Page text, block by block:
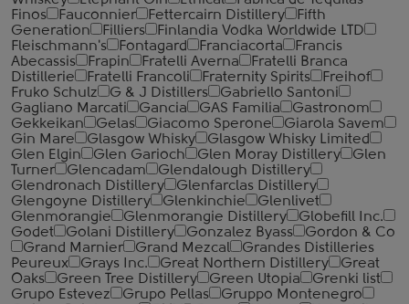
Finos
Fauconnier Fettercairn Distillery
Fifth
Generation
Filliers
Finlandia Vodka Worldwide LTD
Fleischmann's
Fontagard Franciacorta
Francis
Abecassis
Frapin Fratelli Averna
Fratelli Branca
Distillerie
Fratelli ‎Francoli Fraternity Spirits
Freihof
Fruko Schulz
G & J Distillers
Gabriello Santoni
Gagliano Marcati
Gancia GAS Familia
Gastronom
Gekkeikan
Gelas Giacomo Sperone
Giarola Savem
Gin Mare
Glasgow Whisky
Glasgow Whisky Limited
Glen Elgin
Glen Garioch Glen Moray Distillery
Glen
Turner
Glencadam
Glendalough Distillery
Glendronach Distillery
Glenfarclas Distillery
Glengoyne Distillery
Glenkinchie
Glenlivet
Glenmorangie
Glenmorangie Distillery
Globefill Inc.
Godet
Golani Distillery Gonzalez Byass
Gordon & Co
Grand Marnier
Grand Mezcal
Grandes Distilleries
Peureux
Grays Inc. Great Northern Distillery
Great
Oaks
Green Tree Distillery Green Utopia
Grenki list
Grupo Estevez
Grupo Pellas
Gruppo Montenegro